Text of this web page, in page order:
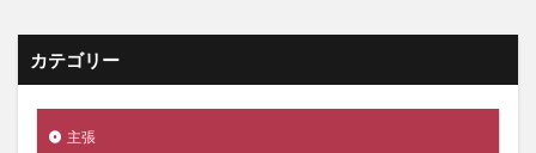
カテゴリー
主張